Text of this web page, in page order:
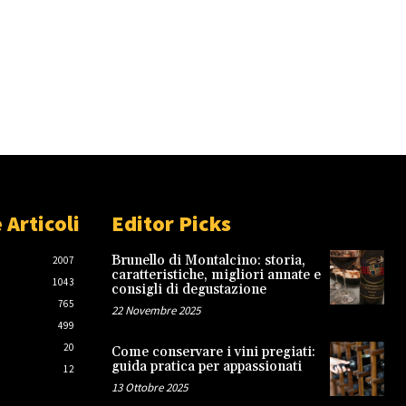
Articoli
2007
1043
765
499
20
12
Editor Picks
Brunello di Montalcino: storia,
caratteristiche, migliori annate e
consigli di degustazione
22 Novembre 2025
Come conservare i vini pregiati:
guida pratica per appassionati
13 Ottobre 2025